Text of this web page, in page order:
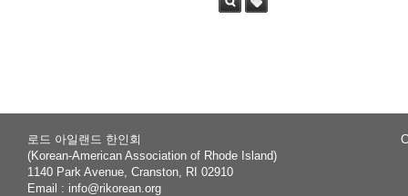
로드 아일랜드 한인회
(Korean-American Association of Rhode Island)
1140 Park Avenue, Cranston, RI 02910
Email : info@rikorean.org